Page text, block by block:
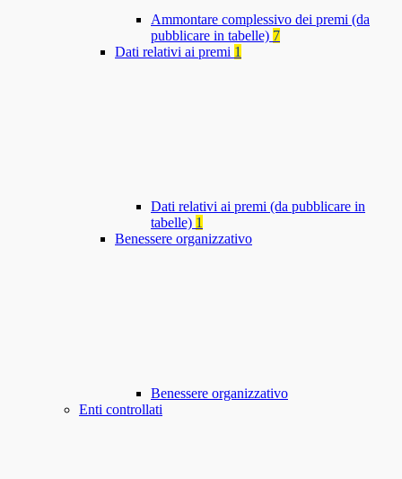
Ammontare complessivo dei premi (da
pubblicare in tabelle) 7
Dati relativi ai premi 1
Dati relativi ai premi (da pubblicare in
tabelle) 1
Benessere organizzativo
Benessere organizzativo
Enti controllati